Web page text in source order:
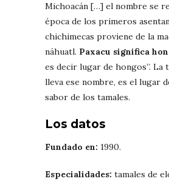
Michoacán […] el nombre se
época de los primeros
chichimecas proviene de la
náhuatl. Paxacu significa
es decir lugar de hongos”. La
lleva ese nombre, es el lugar
sabor de los tamales.
Los datos
Fundado en: 1990.
Especialidades: tamales de